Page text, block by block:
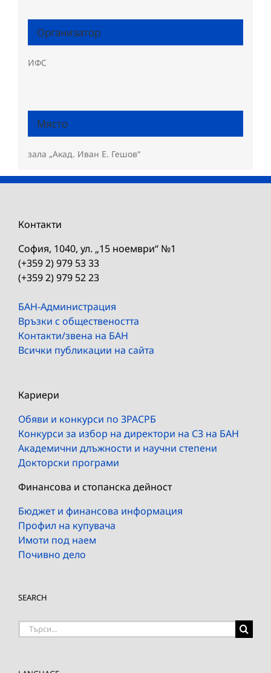
Организатор
ИФС
Място
зала „Акад. Иван Е. Гешов“
Контакти
София, 1040, ул. „15 ноември“ №1
(+359 2) 979 53 33
(+359 2) 979 52 23
БАН-Администрация
Връзки с обществеността
Контакти/звена на БАН
Всички публикации на сайта
Кариери
Обяви и конкурси по ЗРАСРБ
Конкурси за избор на директори на СЗ на БАН
Академични длъжности и научни степени
Докторски програми
Финансова и стопанска дейност
Бюджет и финансова информация
Профил на купувача
Имоти под наем
Почивно дело
SEARCH
Търсене